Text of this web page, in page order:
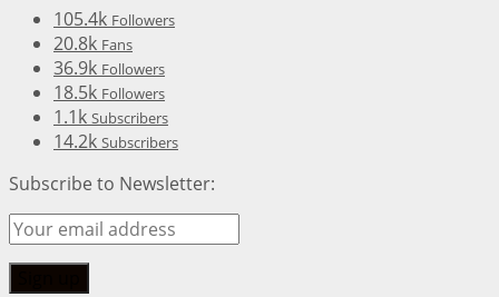
105.4k Followers
20.8k Fans
36.9k Followers
18.5k Followers
1.1k Subscribers
14.2k Subscribers
Subscribe to Newsletter: